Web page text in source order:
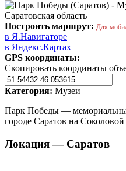
Саратовская область
Построить маршрут: Для
в Я.Навигаторе
в Яндекс.Картах
GPS координаты:
Скопировать координаты
Категория: Музеи
Парк Победы —
городе Саратов на
Локация — Саратов